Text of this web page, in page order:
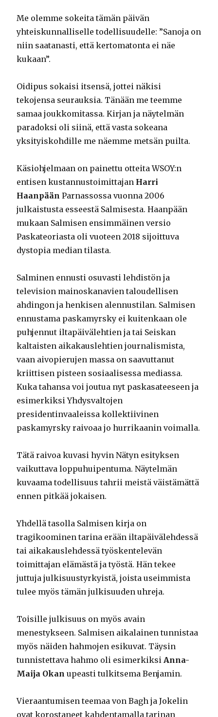
Me olemme sokeita tämän päivän
yhteiskunnalliselle todellisuudelle: ”Sanoja on
niin saatanasti, että kertomatonta ei näe
kukaan”.
Oidipus sokaisi itsensä, jottei näkisi
tekojensa seurauksia. Tänään me teemme
samaa joukkomitassa. Kirjan ja näytelmän
paradoksi oli siinä, että vasta sokeana
yksityiskohdille me näemme metsän puilta.
Käsiohjelmaan on painettu otteita WSOY:n
entisen kustannustoimittajan Harri
Haanpään Parnassossa vuonna 2006
julkaistusta esseestä Salmisesta. Haanpään
mukaan Salmisen ensimmäinen versio
Paskateoriasta oli vuoteen 2018 sijoittuva
dystopia median tilasta.
Salminen ennusti osuvasti lehdistön ja
television mainoskanavien taloudellisen
ahdingon ja henkisen alennustilan. Salmisen
ennustama paskamyrsky ei kuitenkaan ole
puhjennut iltapäivälehtien ja tai Seiskan
kaltaisten aikakauslehtien journalismista,
vaan aivopierujen massa on saavuttanut
kriittisen pisteen sosiaalisessa mediassa.
Kuka tahansa voi joutua nyt paskasateeseen ja
esimerkiksi Yhdysvaltojen
presidentinvaaleissa kollektiivinen
paskamyrsky raivoaa jo hurrikaanin voimalla.
Tätä raivoa kuvasi hyvin Nätyn esityksen
vaikuttava loppuhuipentuma. Näytelmän
kuvaama todellisuus tahrii meistä väistämättä
ennen pitkää jokaisen.
Yhdellä tasolla Salmisen kirja on
tragikoominen tarina erään iltapäivälehdessä
tai aikakauslehdessä työskentelevän
toimittajan elämästä ja työstä. Hän tekee
juttuja julkisuustyrkyistä, joista useimmista
tulee myös tämän julkisuuden uhreja.
Toisille julkisuus on myös avain
menestykseen. Salmisen aikalainen tunnistaa
myös näiden hahmojen esikuvat. Täysin
tunnistettava hahmo oli esimerkiksiAnna-
Maija Okan upeasti tulkitsema Benjamin.
Vieraantumisen teemaa von Bagh ja Jokelin
ovat korostaneet kahdentamalla tarinan